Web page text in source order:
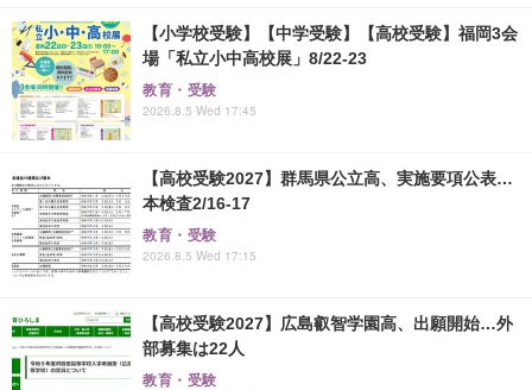
【小学校受験】【中学受験】【高校受験】福岡3会
場「私立小中高校展」8/22-23
教育・受験
2026.8.5 Wed 17:45
【高校受験2027】群馬県公立高、実施要項公表…
本検査2/16-17
教育・受験
2026.8.5 Wed 17:15
【高校受験2027】広島叡智学園高、出願開始…外
部募集は22人
教育・受験